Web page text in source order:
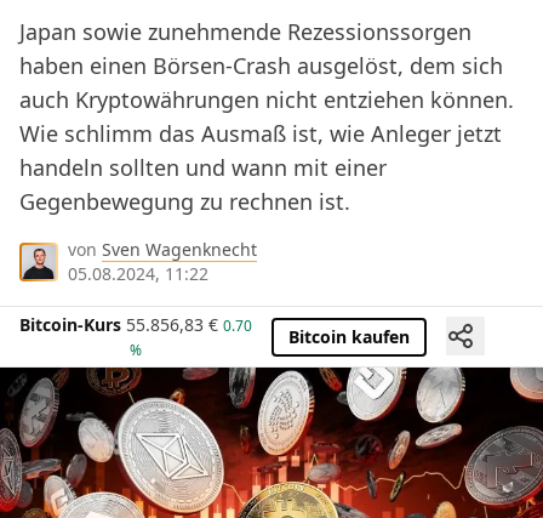
Japan sowie zunehmende Rezessionssorgen
haben einen Börsen-Crash ausgelöst, dem sich
auch Kryptowährungen nicht entziehen können.
Wie schlimm das Ausmaß ist, wie Anleger jetzt
handeln sollten und wann mit einer
Gegenbewegung zu rechnen ist.
von Sven Wagenknecht
05.08.2024, 11:22
Bitcoin-Kurs 55.856,83 € 0.70
%
Bitcoin kaufen